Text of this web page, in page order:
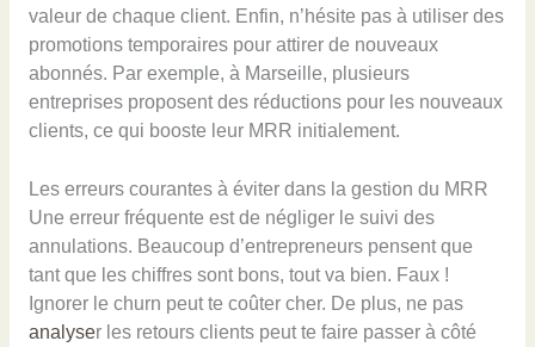
valeur de chaque client. Enfin, n’hésite pas à utiliser des
promotions temporaires pour attirer de nouveaux
abonnés. Par exemple, à Marseille, plusieurs
entreprises proposent des réductions pour les nouveaux
clients, ce qui booste leur MRR initialement.
Les erreurs courantes à éviter dans la gestion du MRR
Une erreur fréquente est de négliger le suivi des
annulations. Beaucoup d’entrepreneurs pensent que
tant que les chiffres sont bons, tout va bien. Faux !
Ignorer le churn peut te coûter cher. De plus, ne pas
analyser les retours clients peut te faire passer à côté